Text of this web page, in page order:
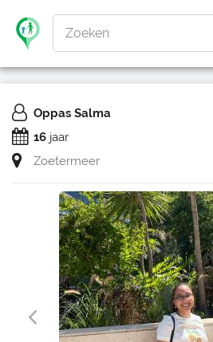
Zoeken
Oppas Salma
16 jaar
Zoetermeer